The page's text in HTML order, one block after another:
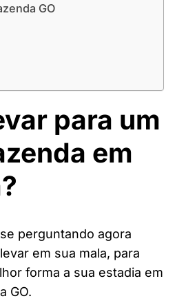
GO
para um
em
perguntando agora
em sua mala, para
forma a sua estadia em
GO.